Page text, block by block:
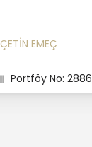
ÇETİN EMEÇ
Portföy No: